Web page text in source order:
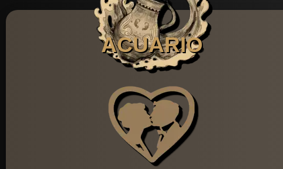
ACUARIO